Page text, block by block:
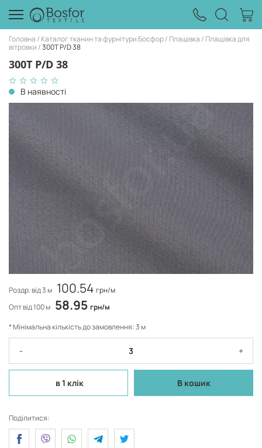
Головна Каталог тканин та фурнітури Босфор Плащівка
Плащівка для
вітровки 300T P/D 38
300T P/D 38
В наявності
Роздр. від 3 м 100.54 грн/м
Опт від 100 м 58.95 грн/м
* Мінімальна кількість до замовлення: 3 м
- +
в 1 клік В кошик
Поділитися: